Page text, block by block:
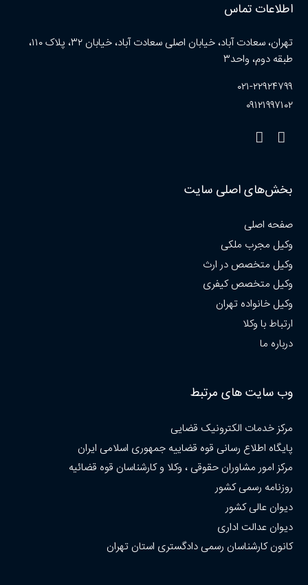
اطلاعات تماس
تهران، سعادت آباد، خیابان اصلی سعادت آباد، خیابان ۳۲، پلاک ۱۱۰،
طبقه دوم، واحد۳
۰۲۱-۲۲۹۲۴۷۹۹
۰۹۱۲۱۹۹۷۱۰۲
بخش‌های اصلی سایت
صفحه اصلی
وکیل مجرب ملکی
وکیل متخصص در ارث
وکیل متخصص کیفری
وکیل خانواده تهران
ارتباط با وکلا
درباره ما
وب سایت های مرتبط
مرکز خدمات الکترونیک قضایی
پایگاه اطلاع رسانی قوه قضاییه جمهوری اسلامی ایران
مرکز امور مشاوران حقوقی ، وکلا و کارشناسان قوه قضائیه
روزنامه رسمی کشور
دیوان عالی کشور
دیوان عدالت اداری
کانون کارشناسان رسمی دادگستری استان تهران